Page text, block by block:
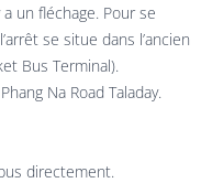
un fléchage. Pour se
se situe dans l’ancien
Bus Terminal).
Na Road Taladay.
directement.